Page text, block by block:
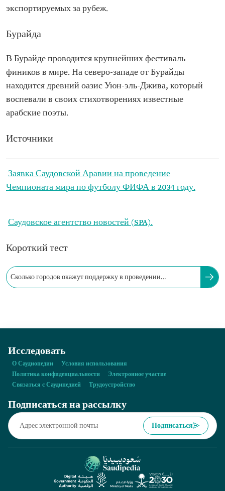
экспортируемых за рубеж.
Бурайда
В Бурайде проводится крупнейших фестиваль
фиников в мире. На северо-западе от Бурайды
находится древний оазис Уюн-эль-Джива, который
воспевали в своих стихотворениях известные
арабские поэты.
Источники
Заявка Саудовской Аравии на проведение
Чемпионата мира по футболу ФИФА в 2034 году.
Саудовское агентство новостей (SPA).
Короткий тест
Сколько городов окажут поддержку в проведении
Исследовать
О Саудиопедии
Условия использования
Политика конфиденциальности
Электронное участие
Связаться с Саудипедией
Трудоустройство
Подписаться на рассылку
Подписаться